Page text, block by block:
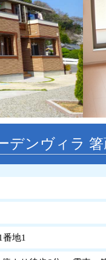
デンヴィラ
地1